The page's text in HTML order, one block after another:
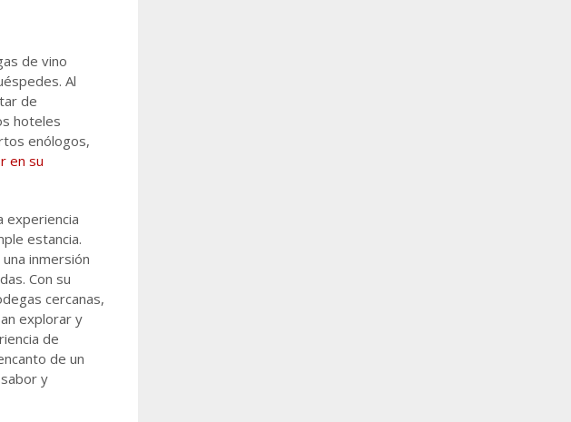
de vino
Al
de
hoteles
enólogos,
en su
experiencia
estancia.
inmersión
Con su
cercanas,
explorar y
de
de un
y